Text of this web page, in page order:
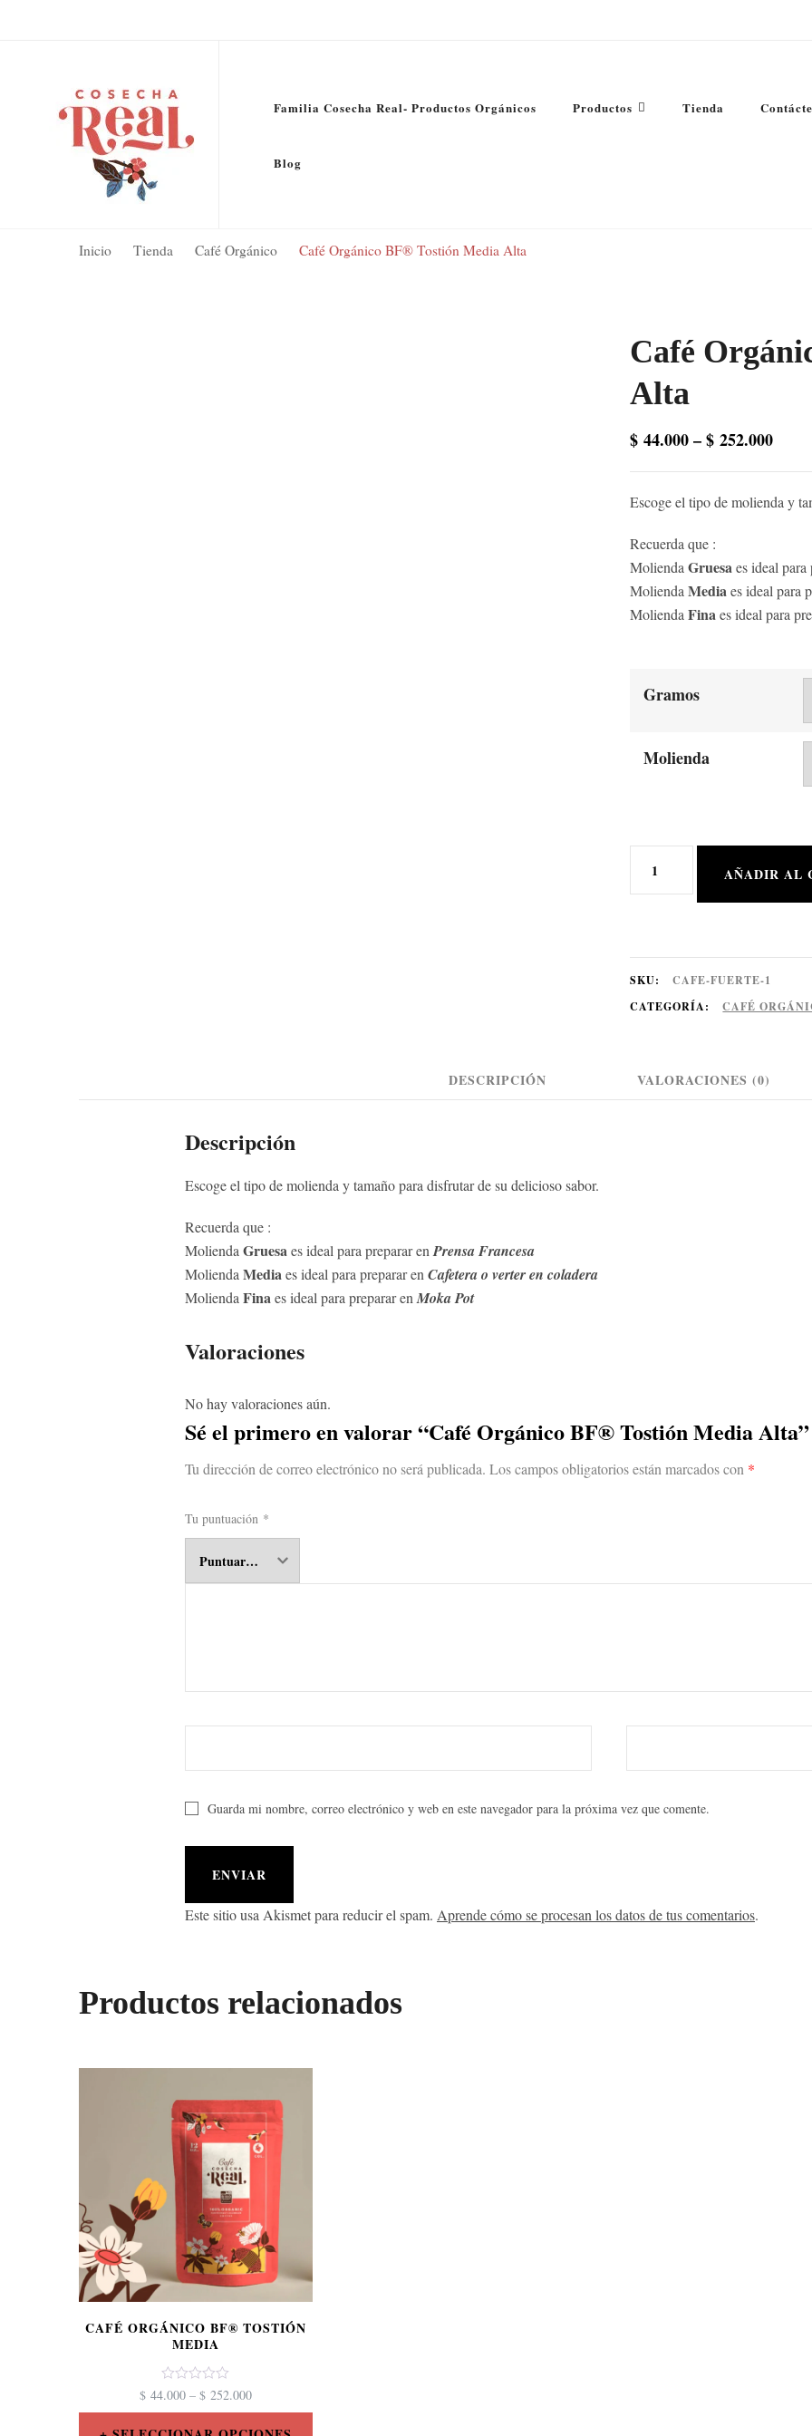
Cafe Orgánico Cosecha Real
Creadores de productos orgánicos como café y miel cerca a Bogotá, dejate deleitar y vive una experiencia cafetera completa
Familia Cosecha Real- Productos Orgánicos Productos Tienda
Blog
Inicio Tienda Café Orgánico Café Orgánico BF® Tostión Media Alta
Café
Alta
$ 44.000–$ 252.000
Escoge el tipo de molienda y
Recuerda que :
MoliendaGruesaes ideal
MoliendaMediaes ideal para
MoliendaFinaes ideal para
Gramos
Molienda
AÑADIR AL
SKU:
CAFE-FUERTE-1
CATEGORÍA:
CAFÉ
DESCRIPCIÓN VALORACIONES (0)
Descripción
Escoge el tipo de molienda y tamaño para disfrutar de su delicioso sabor.
Recuerda que :
Molienda Gruesaes ideal para preparar en Prensa Francesa
Molienda Mediaes ideal para preparar en Cafetera o verter en coladera
Molienda Finaes ideal para preparar en Moka Pot
Valoraciones
No hay valoraciones aún.
Sé el primero en valorar “Café Orgánico BF® Tostión Media Alta”
Tu dirección de correo electrónico no será publicada. Los campos obligatorios están marcados con *
Tu puntuación *
Guarda mi nombre, correo electrónico y web en este navegador para la próxima vez que comente.
Este sitio usa Akismet para reducir el spam. Aprende cómo se procesan los datos de tus comentarios.
Productos relacionados
CAFÉ ORGÁNICO BF® TOSTIÓN
MEDIA
Valorado
de
$44.000– $252.000